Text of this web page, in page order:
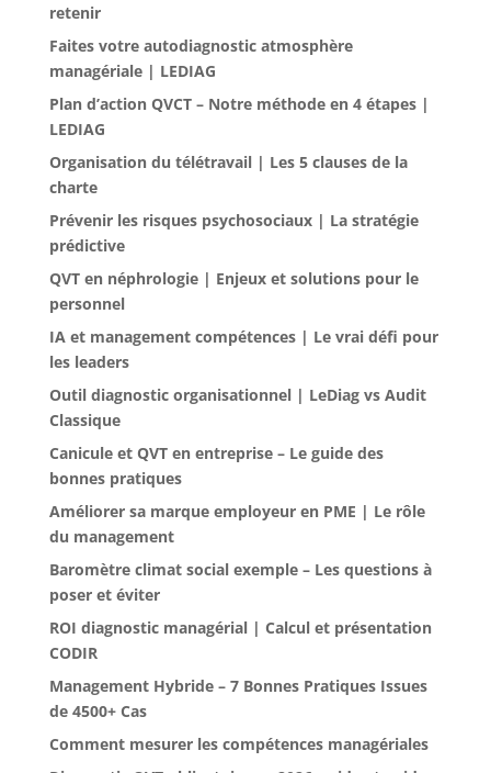
retenir
Faites votre autodiagnostic atmosphère
managériale | LEDIAG
Plan d’action QVCT – Notre méthode en 4 étapes |
LEDIAG
Organisation du télétravail | Les 5 clauses de la
charte
Prévenir les risques psychosociaux | La stratégie
prédictive
QVT en néphrologie | Enjeux et solutions pour le
personnel
IA et management compétences | Le vrai défi pour
les leaders
Outil diagnostic organisationnel | LeDiag vs Audit
Classique
Canicule et QVT en entreprise – Le guide des
bonnes pratiques
Améliorer sa marque employeur en PME | Le rôle
du management
Baromètre climat social exemple – Les questions à
poser et éviter
ROI diagnostic managérial | Calcul et présentation
CODIR
Management Hybride – 7 Bonnes Pratiques Issues
de 4500+ Cas
Comment mesurer les compétences managériales